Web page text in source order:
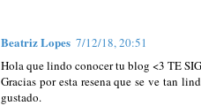
Beatriz Lopes 7/12/18, 20:51
Hola que lindo conocer tu blog <3 TE
Gracias por esta resena que se ve tan
gustado.